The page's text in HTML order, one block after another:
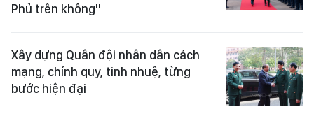
Phủ trên không"
Xây dựng Quân đội nhân dân cách
mạng, chính quy, tinh nhuệ, từng
bước hiện đại